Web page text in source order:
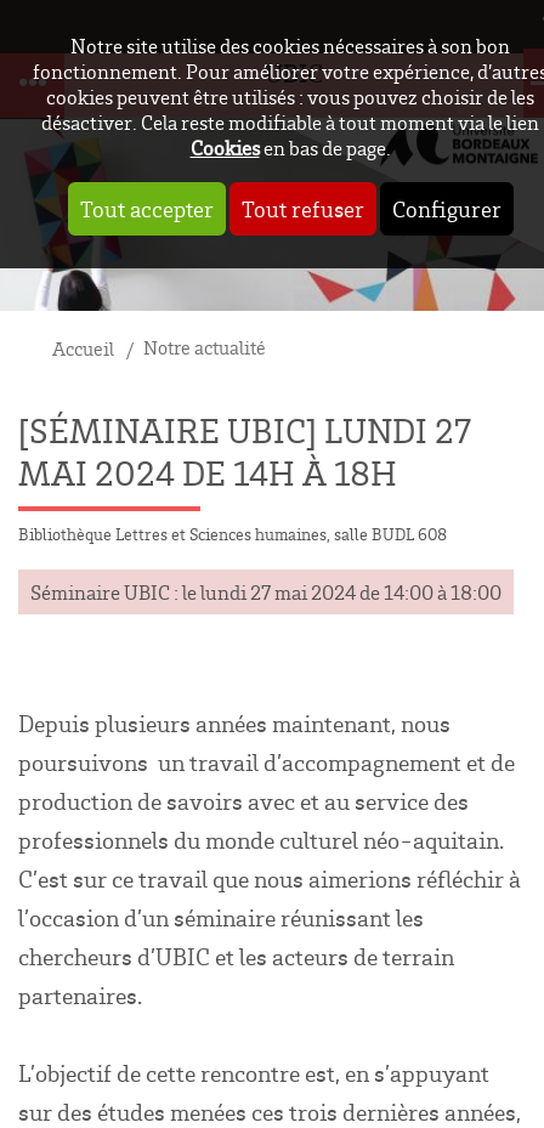
Notre site utilise des cookies nécessaires à son bon
fonctionnement. Pour améliorer votre expérience,
cookies peuvent être utilisés : vous pouvez choisir de les
désactiver. Cela reste modifiable à tout moment via le lien
Cookiesen bas de page.
Tout accepter Tout refuser Configurer
UBIC
Accueil Notre actualité
[SÉMINAIRE UBIC] LUNDI 27
MAI 2024 DE 14H À 18H
Bibliothèque Lettres et Sciences humaines, salle BUDL 608
Séminaire UBIC : le lundi 27 mai 2024 de 14:00 à 18:00
Depuis plusieurs années maintenant, nous
poursuivons un travail d’accompagnement et de
production de savoirs avec et au service des
professionnels du monde culturel néo-aquitain.
C’est sur ce travail que nous aimerions réfléchir à
l’occasion d’un séminaire réunissant les
chercheurs d’UBIC et les acteurs de terrain
partenaires.
L’objectif de cette rencontre est, en s’appuyant
sur des études menées ces trois dernières années,